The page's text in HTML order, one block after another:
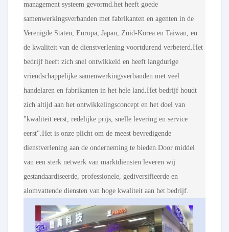
management systeem gevormd.het heeft goede
samenwerkingsverbanden met fabrikanten en agenten in de
Verenigde Staten, Europa, Japan, Zuid-Korea en Taiwan, en
de kwaliteit van de dienstverlening voortdurend verbeterd.Het
bedrijf heeft zich snel ontwikkeld en heeft langdurige
vriendschappelijke samenwerkingsverbanden met veel
handelaren en fabrikanten in het hele land.Het bedrijf houdt
zich altijd aan het ontwikkelingsconcept en het doel van
"kwaliteit eerst, redelijke prijs, snelle levering en service
eerst".Het is onze plicht om de meest bevredigende
dienstverlening aan de onderneming te bieden.Door middel
van een sterk netwerk van marktdiensten leveren wij
gestandaardiseerde, professionele, gediversifieerde en
alomvattende diensten van hoge kwaliteit aan het bedrijf.